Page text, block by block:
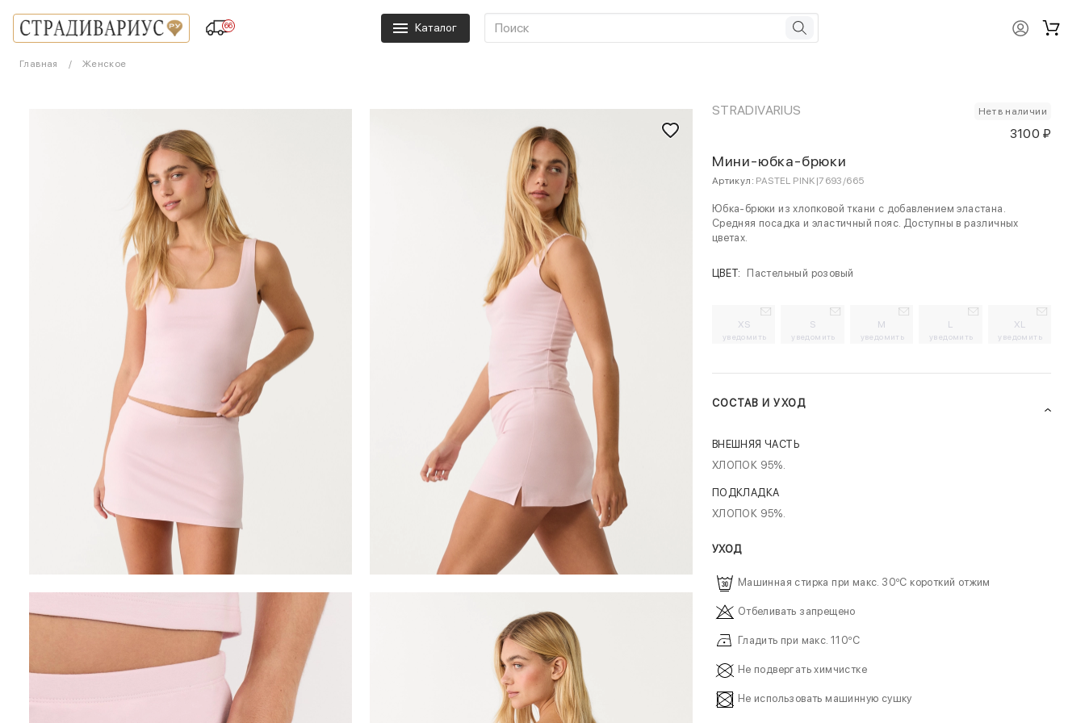
66 Каталог
Главная Женское
STRADIVARIUS Нет в наличии
3100 ₽
Мини-юбка-брюки
Артикул: PASTEL PINK|7693/665
Юбка-брюки из хлопковой ткани с добавлением эластана.
Средняя посадка и эластичный пояс. Доступны в различных
цветах.
ЦВЕТ: Пастельный розовый
XS
уведомить
S
уведомить
M
уведомить
L
уведомить
XL
уведомить
СОСТАВ И УХОД
ВНЕШНЯЯ ЧАСТЬ
ХЛОПОК 95%.
ПОДКЛАДКА
ХЛОПОК 95%.
УХОД
Машинная стирка при макс. 30ºC короткий отжим
Отбеливать запрещено
Гладить при макс. 110ºC
Не подвергать химчистке
Не использовать машинную сушку